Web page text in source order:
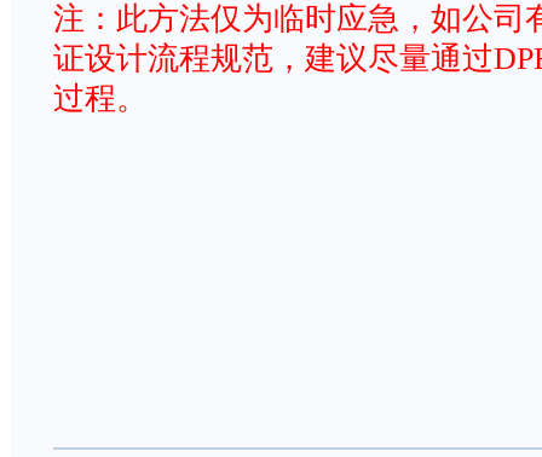
注：此方法仅为临时应急，如公司
证设计流程规范，建议尽量通过
过程。